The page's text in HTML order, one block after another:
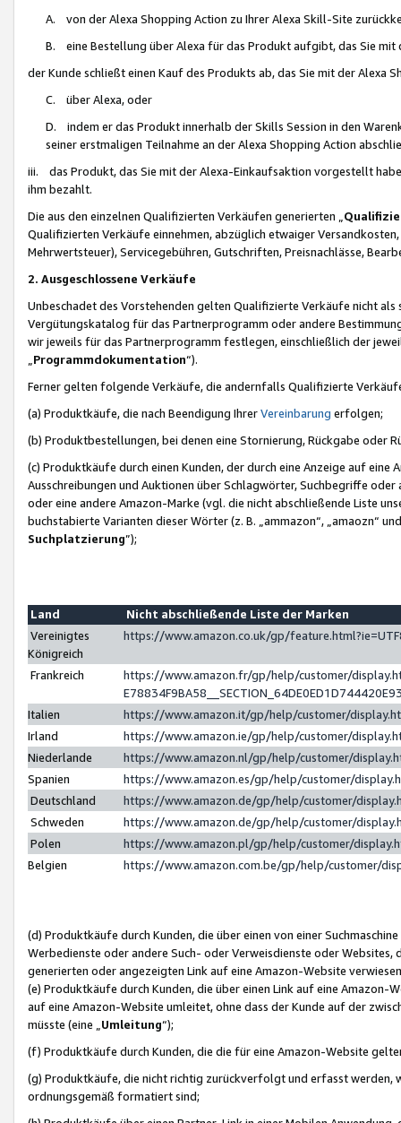
A. von der Alexa Shopping Action zu Ihrer Alexa Skill-Site
B. eine Bestellung über Alexa für das Produkt aufgibt, das Sie mit
der Kunde schließt einen Kauf des Produkts ab, das Sie mit der Alexa
C. über Alexa, oder
D. indem er das Produkt innerhalb der Skills Session in den
seiner erstmaligen Teilnahme an der Alexa Shopping Action
iii. das Produkt, das Sie mit der Alexa-Einkaufsaktion vorgestellt
ihm bezahlt.
Die aus den einzelnen Qualifizierten Verkäufen generierten „
Qualifizierten Verkäufe einnehmen, abzüglich etwaiger
Mehrwertsteuer), Servicegebühren, Gutschriften, Preisnachlässe,
2. Ausgeschlossene Verkäufe
Unbeschadet des Vorstehenden gelten Qualifizierte Verkäufe nicht
Vergütungskatalog für das Partnerprogramm oder andere
wir jeweils für das Partnerprogramm festlegen, einschließlich der
Programmdokumentation“).
Ferner gelten folgende Verkäufe, die andernfalls Qualifizierte
(a) Produktkäufe, die nach Beendigung IhrerVereinbarung erfolgen;
(b) Produktbestellungen, bei denen eine Stornierung, Rückgabe oder
(c) Produktkäufe durch einen Kunden, der durch eine Anzeige auf
Ausschreibungen und Auktionen über Schlagwörter, Suchbegriffe
oder eine andere Amazon-Marke (vgl. die nicht abschließende Liste
buchstabierte Varianten dieser Wörter (z. B. „ammazon“, „amaozn“
Suchplatzierung”);
Land
Nicht abschließende Liste der Marken
Vereinigtes
Königreich
https://www.amazon.co.uk/gp/
Frankreich
https://www.amazon.fr/gp/help/customer/
Italien
https://www.amazon.it/gp/help/customer/
Irland
https://www.amazon.ie/gp/help/customer/
Niederlande
https://www.amazon.nl/gp/help/customer/
Spanien
https://www.amazon.es/gp/help/customer/
Deutschland
https://www.amazon.de/gp/help/customer/
Schweden
https://www.amazon.de/gp/help/customer/
Polen
https://www.amazon.pl/gp/help/customer/
Belgien
https://www.amazon.com.be/gp/help/customer/
(d) Produktkäufe durch Kunden, die über einen von einer
Werbedienste oder andere Such- oder Verweisdienste oder Websites,
generierten oder angezeigten Link auf eine Amazon-Website
(e) Produktkäufe durch Kunden, die über einen Link auf eine
auf eine Amazon-Website umleitet, ohne dass der Kunde auf der
müsste (eine „ Umleitung“);
(f) Produktkäufe durch Kunden, die die für eine Amazon-Website
(g) Produktkäufe, die nicht richtig zurückverfolgt und erfasst werden,
ordnungsgemäß formatiert sind;